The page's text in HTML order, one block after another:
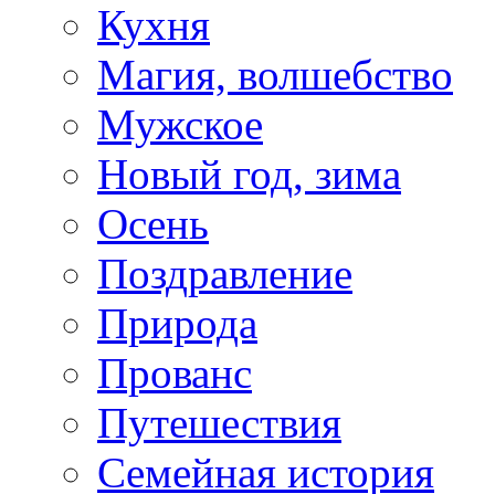
Кухня
Магия, волшебство
Мужское
Новый год, зима
Осень
Поздравление
Природа
Прованс
Путешествия
Семейная история